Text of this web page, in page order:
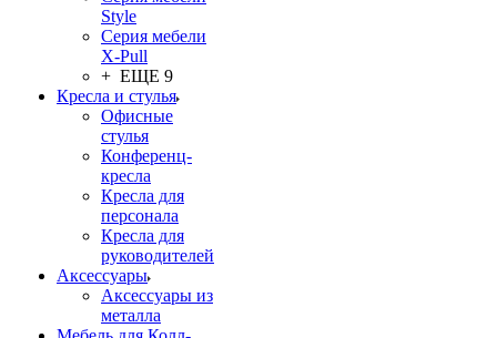
Style
Серия мебели
X-Pull
+ ЕЩЕ 9
Кресла и стулья
Офисные
стулья
Конференц-
кресла
Кресла для
персонала
Кресла для
руководителей
Аксессуары
Аксессуары из
металла